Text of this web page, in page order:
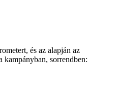
és az alapján az
kampányban, sorrendben: